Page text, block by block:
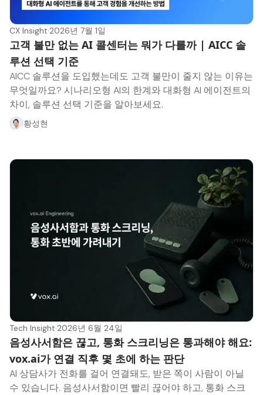
CX Insight·2026년 7월 1일
고객 불만 없는 AI 콜센터는 뭐가 다를까 | AICC 솔
루션 선택 기준
AICC 솔루션을 도입했는데도 고객 불만이 줄지 않는 이유는
무엇일까요? 시나리오형 AI의 한계와 대화형 AI 에이전트의
차이, 솔루션 선택 기준을 알아보세요.
황성현
Tech Insight·2026년 6월 24일
음성사서함은 끊고, 통화 스크리닝은 통과해야 해요:
vox.ai가 연결 직후 몇 초에 하는 판단
AI 상담사가 전화를 걸어 연결돼도, 받은 쪽이 사람이 아닐
수 있습니다. 음성사서함이면 빨리 끊어야 하고, 통화 스크